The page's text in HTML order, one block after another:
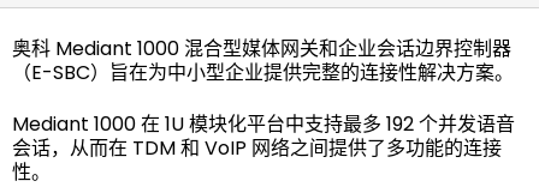
奥科 Mediant 1000 混合型媒体网关和企业会话边界控制器
（E-SBC）旨在为中小型企业提供完整的连接性解决方案。
Mediant 1000 在 1U 模块化平台中支持最多 192 个并发语音
会话，从而在 TDM 和 VoIP 网络之间提供了多功能的连接
性。